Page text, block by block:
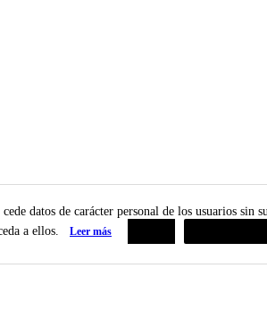
datos de carácter personal de los usuarios sin
a ellos.
Leer más